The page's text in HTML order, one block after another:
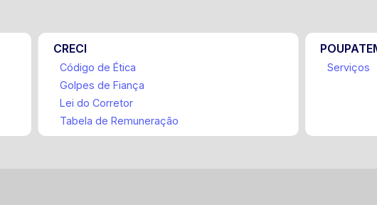
CRECI
Código de Ética
Golpes de Fiança
Lei do Corretor
Tabela de Remuneração
Serviços